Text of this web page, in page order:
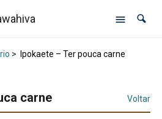
> Ipokaete – Ter pouca carne
carne Voltar